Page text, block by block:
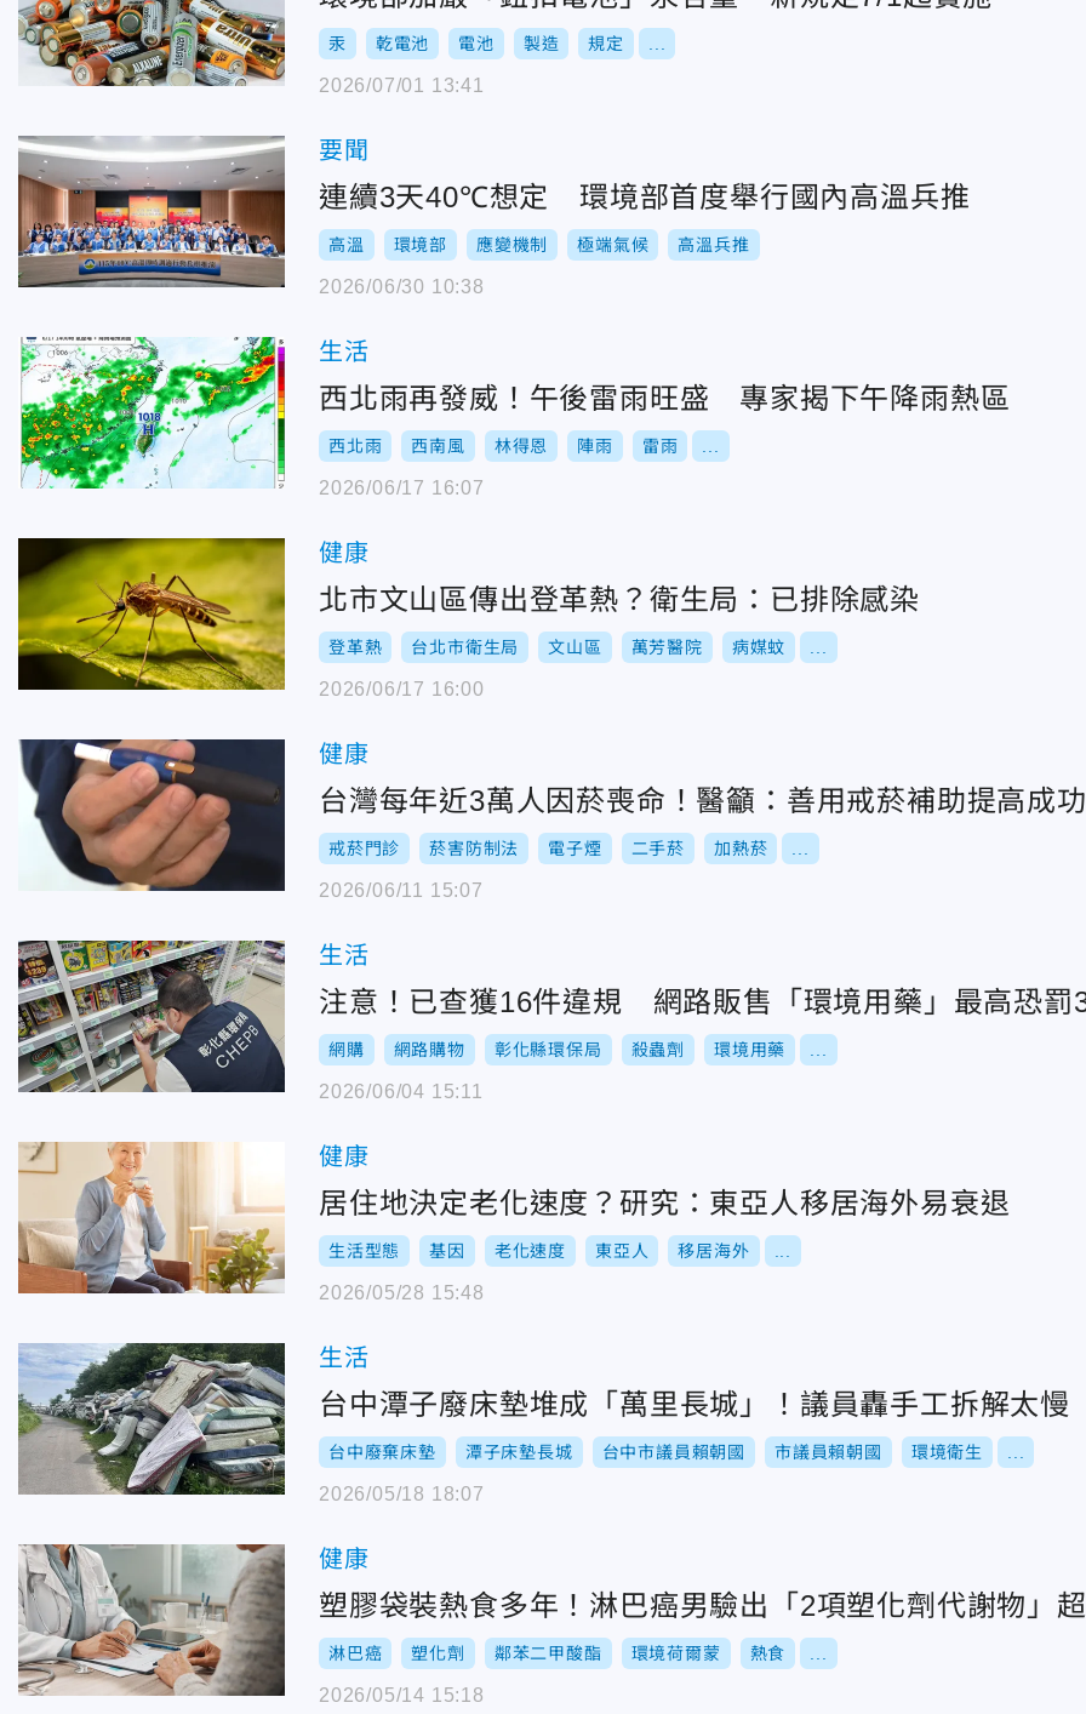
汞 乾電池 電池 製造 規定
2026/07/01 13:41
要聞
連續3天40℃想定 環境部首度舉行國內高溫兵推
高溫 環境部 應變機制 極端氣候 高溫兵推
2026/06/30 10:38
生活
西北雨再發威！午後雷雨旺盛 專家揭下午降雨熱區
西北雨 西南風 林得恩 陣雨 雷雨
2026/06/17 16:07
健康
北市文山區傳出登革熱？衛生局：已排除感染
登革熱 台北市衛生局 文山區 萬芳醫院 病媒蚊
2026/06/17 16:00
健康
台灣每年近3萬人因菸喪命！醫籲：善用戒菸補助提高成
戒菸門診 菸害防制法 電子煙 二手菸 加熱菸
2026/06/11 15:07
生活
注意！已查獲16件違規 網路販售「環境用藥」最高恐罰
網購 網路購物 彰化縣環保局 殺蟲劑 環境用藥
2026/06/04 15:11
健康
居住地決定老化速度？研究：東亞人移居海外易衰退
生活型態 基因 老化速度 東亞人 移居海外
2026/05/28 15:48
生活
台中潭子廢床墊堆成「萬里長城」！議員轟手工拆解太慢
台中廢棄床墊 潭子床墊長城 台中市議員賴朝國 市議員賴朝國 環境衛生
2026/05/18 18:07
健康
塑膠袋裝熱食多年！淋巴癌男驗出「2項塑化劑代謝物」
淋巴癌 塑化劑 鄰苯二甲酸酯 環境荷爾蒙 熱食
2026/05/14 15:18